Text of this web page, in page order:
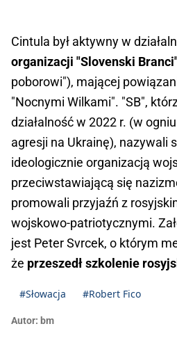
Cintula był aktywny w
organizacji "Slovenski
poborowi"), mającej
"Nocnymi Wilkami". "SB",
działalność w 2022 r. (w
agresji na Ukrainę), nazywali
ideologicznie organizacją
przeciwstawiającą się
promowali przyjaźń z
wojskowo-patriotycznymi.
jest Peter Svrcek, o którym
że przeszedł szkolenie
#Słowacja #Robert Fico
Autor: bm